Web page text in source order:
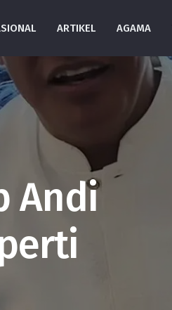
ARTIKEL AGAMA
Andi